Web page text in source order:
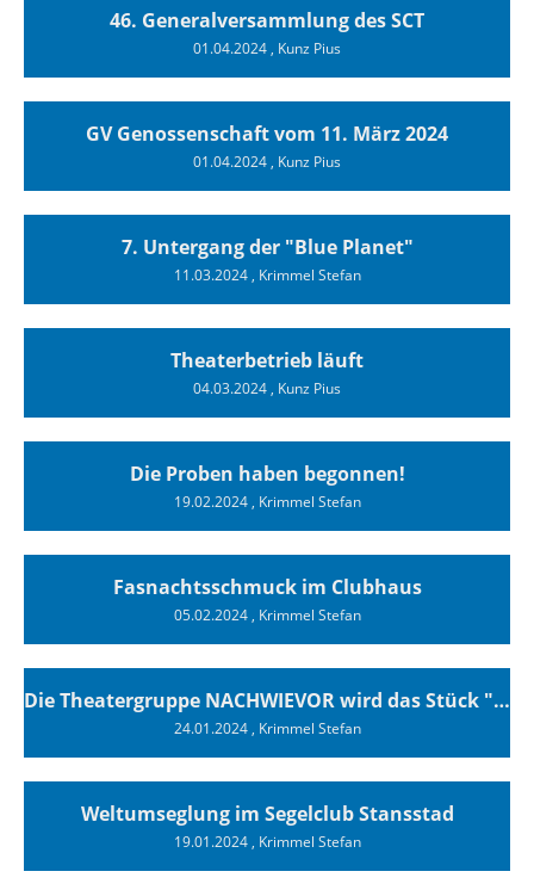
46. Generalversammlung des SCT
01.04.2024, Kunz Pius
GV Genossenschaft vom 11. März 2024
01.04.2024, Kunz Pius
7. Untergang der "Blue Planet"
11.03.2024, Krimmel Stefan
Theaterbetrieb läuft
04.03.2024, Kunz Pius
Die Proben haben begonnen!
19.02.2024, Krimmel Stefan
Fasnachtsschmuck im Clubhaus
05.02.2024, Krimmel Stefan
Die Theatergruppe NACHWIEVOR wird das Stück "Superyachten" vom 29.02. bis 09.03. sieben mal im Clubhaus des SCTs aufführen.
24.01.2024, Krimmel Stefan
Weltumseglung im Segelclub Stansstad
19.01.2024, Krimmel Stefan